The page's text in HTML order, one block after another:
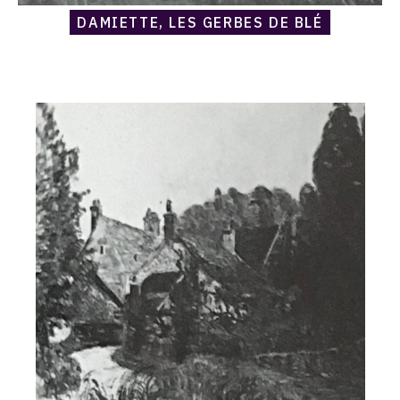
DAMIETTE, LES GERBES DE BLÉ
Catalogue
raisonné,
Armand
Guillaumin,
Epinay-
sur-
Orge